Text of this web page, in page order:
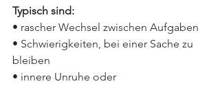
Typisch sind:
• rascher Wechsel zwischen Aufgaben
• Schwierigkeiten, bei einer Sache zu
bleiben
• innere Unruhe oder